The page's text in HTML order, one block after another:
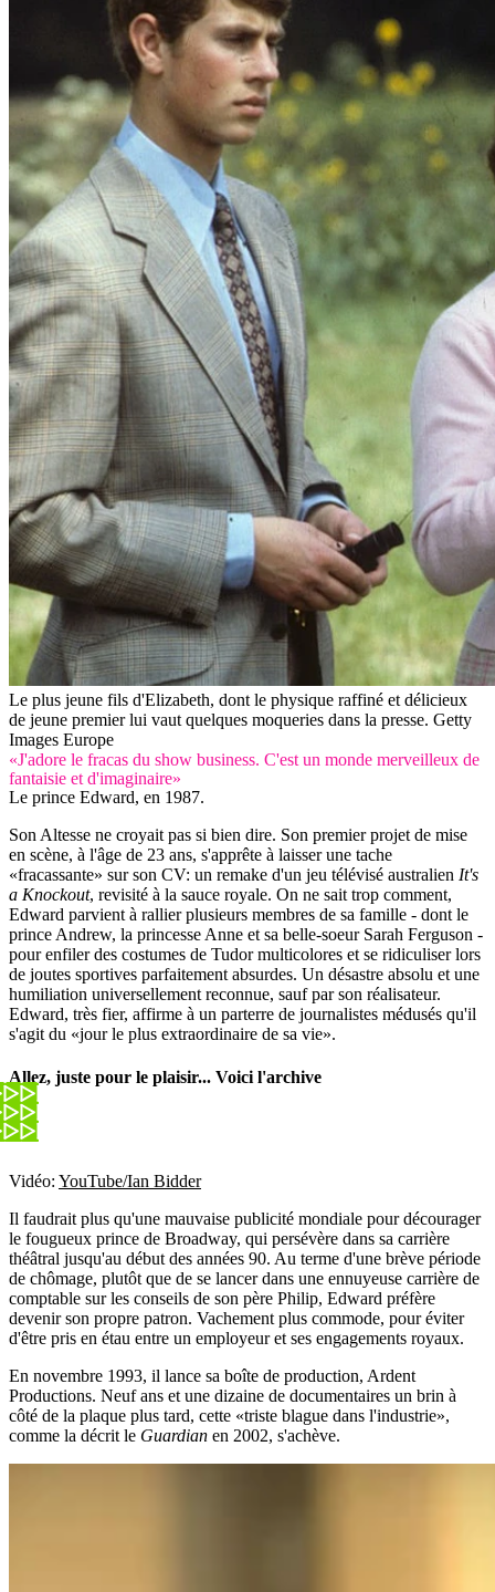
Le plus jeune fils d'Elizabeth, dont le physique raffiné et délicieux
de jeune premier lui vaut quelques moqueries dans la presse. Getty
Images Europe
«J'adore le fracas du show business. C'est un monde merveilleux de
fantaisie et d'imaginaire»
Le prince Edward, en 1987.
Son Altesse ne croyait pas si bien dire. Son premier projet de mise
en scène, à l'âge de 23 ans, s'apprête à laisser une tache
«fracassante» sur son CV: un remake d'un jeu télévisé australien It's
a Knockout, revisité à la sauce royale. On ne sait trop comment,
Edward parvient à rallier plusieurs membres de sa famille - dont le
prince Andrew, la princesse Anne et sa belle-soeur Sarah Ferguson -
pour enfiler des costumes de Tudor multicolores et se ridiculiser lors
de joutes sportives parfaitement absurdes. Un désastre absolu et une
humiliation universellement reconnue, sauf par son réalisateur.
Edward, très fier, affirme à un parterre de journalistes médusés qu'il
s'agit du «jour le plus extraordinaire de sa vie».
Allez, juste pour le plaisir... Voici l'archive
Vidéo: YouTube/Ian Bidder
Il faudrait plus qu'une mauvaise publicité mondiale pour décourager
le fougueux prince de Broadway, qui persévère dans sa carrière
théâtral jusqu'au début des années 90. Au terme d'une brève période
de chômage, plutôt que de se lancer dans une ennuyeuse carrière de
comptable sur les conseils de son père Philip, Edward préfère
devenir son propre patron. Vachement plus commode, pour éviter
d'être pris en étau entre un employeur et ses engagements royaux.
En novembre 1993, il lance sa boîte de production, Ardent
Productions. Neuf ans et une dizaine de documentaires un brin à
côté de la plaque plus tard, cette «triste blague dans l'industrie»,
comme la décrit le Guardian en 2002, s'achève.